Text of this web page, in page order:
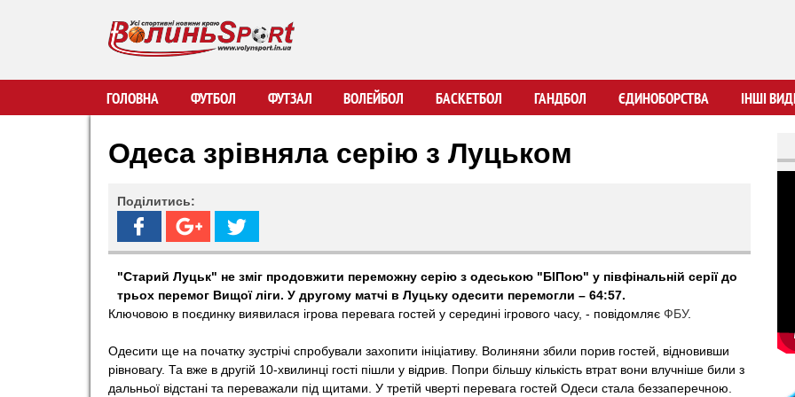
вмісту
В
о
н
ь
S
p
ГОЛОВНА ФУТБОЛ ФУТЗАЛ ВОЛЕЙБОЛ БАСКЕТБОЛ ГАНДБОЛ ЄДИНОБОРСТВА ІНШІ
Одеса зрівняла серію з Луцьком
Поділитись:
"Старий Луцьк" не зміг продовжити переможну серію з одеською "БІПою" у півфінальній серії до
трьох перемог Вищої ліги. У другому матчі в Луцьку одесити перемогли – 64:57.
Ключовою в поєдинку виявилася ігрова перевага гостей у середині ігрового часу, - повідомляє ФБУ.
Одесити ще на початку зустрічі спробували захопити ініціативу. Волиняни збили порив гостей, відновивши
рівновагу. Та вже в другій 10-хвилинці гості пішли у відрив. Попри більшу кількість втрат вони влучніше били з
дальньої відстані та переважали під щитами. У третій чверті перевага гостей Одеси стала беззаперечною.